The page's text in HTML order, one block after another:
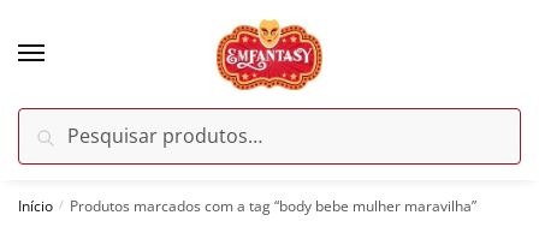
por:
Pesquisar
Início / Produtos marcados com a tag “body bebe mulher maravilha”